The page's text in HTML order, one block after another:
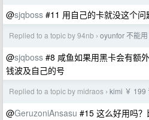
@sjqboss #11 用自己的卡就没这个问
Replied to a topic by 94nb › oyunfor 不能
@sjqboss #8 咸鱼如果用黑卡会有额
钱波及自己的号
Replied to a topic by midraos › kimi ￥ 199
@GeruzoniAnsasu #15 这么好用吗？